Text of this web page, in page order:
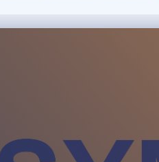
Rehberlik Aracı
YDS ve